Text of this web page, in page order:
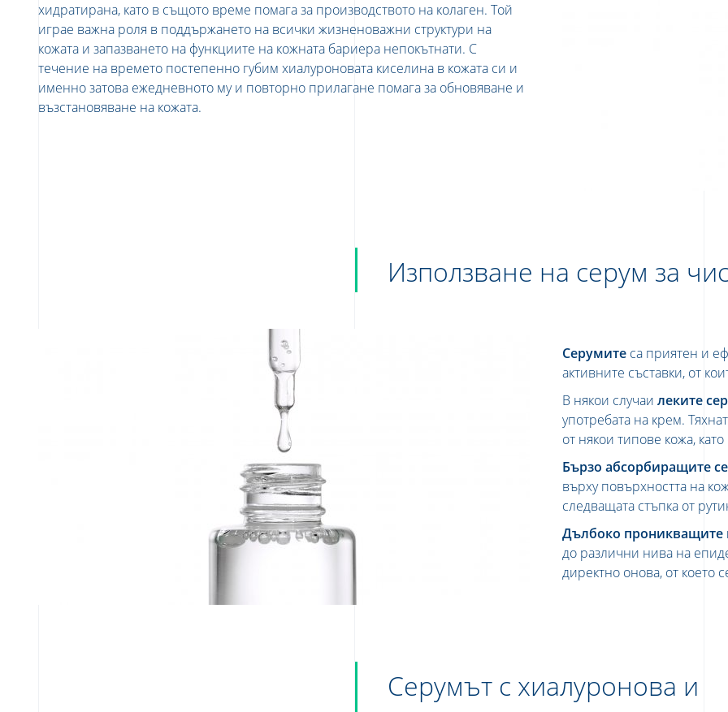
хидратирана, като в същото време помага за производството на колаген. Той
играе важна роля в поддържането на всички жизненоважни структури на
кожата и запазването на функциите на кожната бариера непокътнати. С
течение на времето постепенно губим хиалуроновата киселина в кожата си и
именно затова ежедневното му и повторно прилагане помага за обновяване и
възстановяване на кожата.
Използване на серум за
Серумите са приятен и
активните съставки, от
В някои случаи леките
употребата на крем.
от някои типове кожа,
Бързо абсорбиращите
върху повърхността на
следващата стъпка от
Дълбоко проникващите
до различни нива на
директно онова, от което
Серумът с хиалуронова и